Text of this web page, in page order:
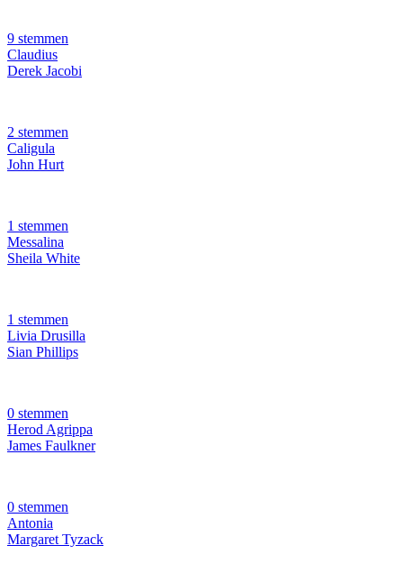
9 stemmen
Claudius
Derek Jacobi
2 stemmen
Caligula
John Hurt
1 stemmen
Messalina
Sheila White
1 stemmen
Livia Drusilla
Sian Phillips
0 stemmen
Herod Agrippa
James Faulkner
0 stemmen
Antonia
Margaret Tyzack